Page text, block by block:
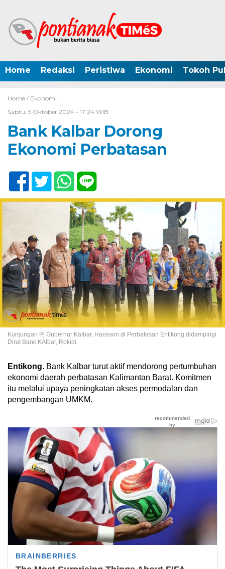
Home Redaksi Peristiwa Ekonomi Tokoh
Home / Ekonomi
Sabtu, 5 Oktober 2024 - 17:24 WIB
Bank Kalbar Dorong
Ekonomi Perbatasan
Kunjungan Pj Gubernur Kalbar, Harisson di Perbatasan Entikong didampingi
Dirut Bank KAlbar, Rokidi.
Entikong. Bank Kalbar turut aktif mendorong pertumbuhan
ekonomi daerah perbatasan Kalimantan Barat. Komitmen
itu melalui upaya peningkatan akses permodalan dan
pengembangan UMKM.